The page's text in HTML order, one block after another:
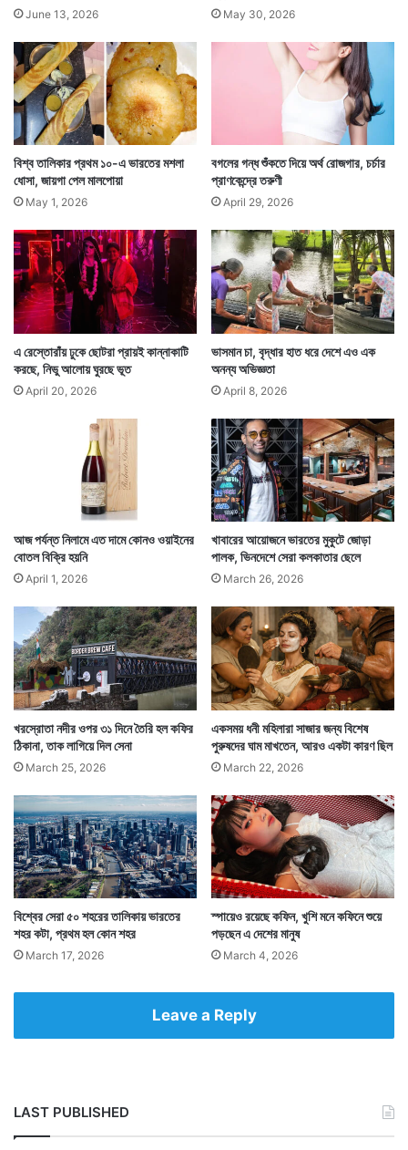
অবস্থিত বরিইয়ং শহর সংলগ্ন ডিচেন সমুদ্রসৈকতের একটা অংশ
ঘিরে নিয়ে সেখানেই এই উৎসব অনুষ্ঠিত হয়।
এবার ২৫ জুলাই এই উৎসব শুরু হয়েছে। চলবে ১০ অগাস্ট
পর্যন্ত। এই পুরো সময়ে চলবে কাদামাটি নিয়ে দোল খেলা। যেখানে
বিদেশ থেকেও বহু মানুষ হাজির হন।
তাঁরা শামিল হন স্থানীয়দের সঙ্গে এই দোলে। সারা শরীর ঢাকা পড়ে
কাদায়। নারী পুরুষ নির্বিশেষে এই বরিইয়ং মাড ফেস্টিভ্যালে অংশ
নিয়ে অনাবিল আনন্দে মেতে ওঠেন।
দী
টো
ম
ত
উ
ড়ে
যে
তে
পা
রে
মা
ষ
June 13, 2026 May 30, 2026
বিশ্ব তালিকার প্রথম ১০-এ ভারতের মশলা
ধোসা, জায়গা পেল মালপোয়া
May 1, 2026
বগলের গন্ধ শুঁকতে দিয়ে অর্থ রোজগার, চর্চার
প্রাণকেন্দ্রে তরুণী
April 29, 2026
এ রেস্তোরাঁয় ঢুকে ছোটরা প্রায়ই কান্নাকাটি
করছে, নিভু আলোয় ঘুরছে ভূত
April 20, 2026
ভাসমান চা, বৃদ্ধার হাত ধরে দেশে এও এক
অনন্য অভিজ্ঞতা
April 8, 2026
আজ পর্যন্ত নিলামে এত দামে কোনও ওয়াইনের
বোতল বিক্রি হয়নি
April 1, 2026
খাবারের আয়োজনে ভারতের মুকুটে জোড়া
পালক, ভিনদেশে সেরা কলকাতার ছেলে
March 26, 2026
খরস্রোতা নদীর ওপর ৩১ দিনে তৈরি হল কফির
ঠিকানা, তাক লাগিয়ে দিল সেনা
March 25, 2026
একসময় ধনী মহিলারা সাজার জন্য বিশেষ
পুরুষদের ঘাম মাখতেন, আরও একটা কারণ ছিল
March 22, 2026
বিশ্বের সেরা ৫০ শহরের তালিকায় ভারতের
শহর কটা, প্রথম হল কোন শহর
March 17, 2026
স্পায়েও রয়েছে কফিন, খুশি মনে কফিনে শুয়ে
পড়ছেন এ দেশের মানুষ
March 4, 2026
Leave a Reply
LAST PUBLISHED